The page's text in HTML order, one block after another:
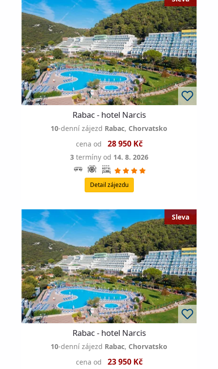
Rabac - hotel Narcis
10-denní zájezd Rabac, Chorvatsko
cena od
28 950 Kč
3termíny od 14. 8. 2026
Detail zájezdu
Rabac - hotel Narcis
10-denní zájezd Rabac, Chorvatsko
cena od
23 950 Kč